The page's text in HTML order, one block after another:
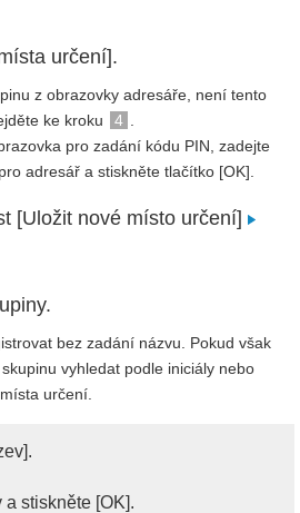
určení].
z obrazovky adresáře, není tento
ke kroku
4
pro zadání kódu PIN, zadejte
adresář a stiskněte tlačítko [OK].
[Uložit nové místo určení]
bez zadání názvu. Pokud však
vyhledat podle iniciály nebo
určení.
stiskněte [OK].